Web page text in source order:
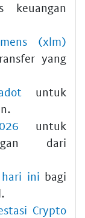
keuangan
(xlm)
yang
untuk
untuk
dari
ini bagi
Crypto